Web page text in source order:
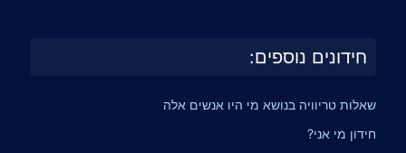
חידונים נוספים:
שאלות טריוויה בנושא מי היו אנשים אלה
חידון מי אני?